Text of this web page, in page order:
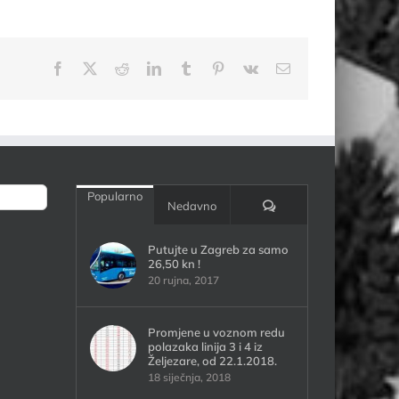
Facebook RedditLinkedInTumblr Pinterest
Vk Email:
Popularno
Nedavno Komentari:
Putujte u Zagreb za samo
26,50 kn !
20 rujna, 2017
Promjene u voznom redu
polazaka linija 3 i 4 iz
Željezare, od 22.1.2018.
18 siječnja, 2018